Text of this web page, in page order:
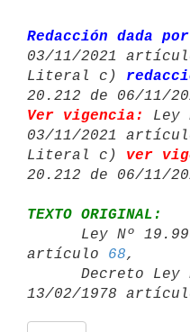
Redacción dada
03/11/2021
Literal c)
20.212 de 06/11/
Ver vigencia:
Ley
03/11/2021
Literal c) ver
20.212 de 06/11/
TEXTO ORIGINAL:
artículo 68,
13/02/1978